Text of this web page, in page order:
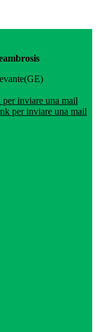
inviare una mail
per inviare una mail